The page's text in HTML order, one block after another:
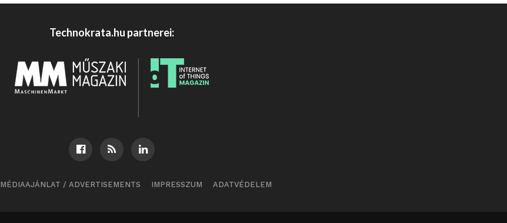
Technokrata.hu partnerei:
MÉDIAAJÁNLAT / ADVERTISEMENTS IMPRESSZUM ADATVÉDELEM